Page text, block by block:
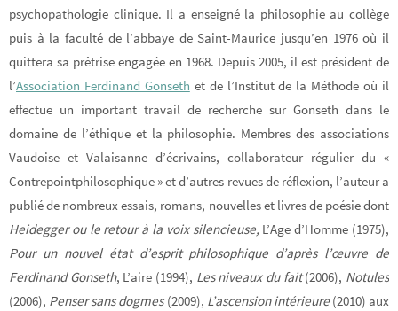
psychopathologie clinique. Il a enseigné la philosophie au collège
puis à la faculté de l’abbaye de Saint-Maurice jusqu’en 1976 où il
quittera sa prêtrise engagée en 1968. Depuis 2005, il est président de
l’Association Ferdinand Gonseth et de l’Institut de la Méthode où il
effectue un important travail de recherche sur Gonseth dans le
domaine de l’éthique et la philosophie. Membres des associations
Vaudoise et Valaisanne d’écrivains, collaborateur régulier du «
Contrepointphilosophique » et d’autres revues de réflexion, l’auteur a
publié de nombreux essais, romans, nouvelles et livres de poésie dont
Heidegger ou le retour à la voix silencieuse, L’Age d’Homme (1975),
Pour un nouvel état d’esprit philosophique d’après l’œuvre de
Ferdinand Gonseth, L’aire (1994), Les niveaux du fait(2006), Notules
(2006), Penser sans dogmes(2009), L’ascension intérieure(2010) aux